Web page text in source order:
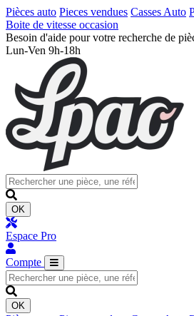
Pièces auto Pieces vendues Casses Auto
Boite de vitesse occasion
Besoin d'aide pour votre recherche de
Lun-Ven 9h-18h
OK
Espace Pro
Compte
OK